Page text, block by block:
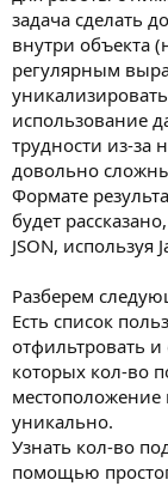
з
д
а
н
я
задача сделать
внутри объекта
регулярным
использование
трудности из-за
довольно
Формате
будет
JSON, используя
Разберем
Есть список
отфильтровать и
которых кол-во
местоположение
уникально.
Узнать кол-во
помощью